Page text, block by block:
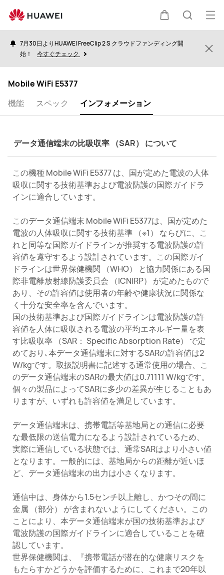
カ
検
オ
プ
ン
ュ
7月30日よりHUAWEI FreeClip 2 S クラウドファンディング開
始！
今すぐチェック
Mobile WiFi E5377
機能
スペック インフォメーション
データ通信端末の比吸収率 （SAR） について
この機種 Mobile WiFi E5377 は、国が定めた電波の人体
吸収に関する技術基準および電波防護の国際ガイドラ
インに適合しています。
このデータ通信端末 Mobile WiFi E5377は、国が定めた
電波の人体吸収に関する技術基準 （※1） ならびに、こ
れと同等な国際ガイドラインが推奨する電波防護の許
容値を遵守するよう設計されています。この国際ガイ
ドラインは世界保健機関 （WHO） と協力関係にある国
際非電離放射線防護委員会 （ICNIRP） が定めたもので
あり、その許容値は使用者の年齢や健康状況に関係な
く十分な安全率を含んでいます。
国の技術基準および国際ガイドラインは電波防護の許
容値を人体に吸収される電波の平均エネルギー量を表
す比吸収率 （SAR： Specific Absorption Rate） で定
めており､本データ通信端末に対するSARの許容値は2
W/kgです。取扱説明書に記述する通常使用の場合、こ
のデータ通信端末のSARの最大値は0.71111 W/kgです。
個々の製品によってSARに多少の差異が生じることもあ
りますが、いずれも許容値を満足しています。
データ通信端末は、携帯電話等基地局との通信に必要
な最低限の送信電力になるよう設計されているため、
実際に通信している状態では、通常SARはより小さい値
となります。一般的には、基地局からの距離が近いほ
ど、データ通信端末の出力は小さくなります。
通信中は、身体から1.5センチ以上離し、かつその間に
金属 （部分） が含まれないようにしてください。この
ことにより、本データ通信端末が国の技術基準および
電波防護の国際ガイドラインに適合していることを確
認しています。
世界保健機関は、『携帯電話が潜在的な健康リスクを
もたらすかどうかを評価するために、これまで20年以